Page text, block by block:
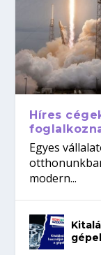
Híres
Egyes
modern...